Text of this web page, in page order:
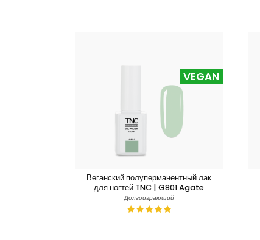
Веганский полуперманентный лак
для ногтей TNC | G801 Agate
Долгоиграющий
VEGAN